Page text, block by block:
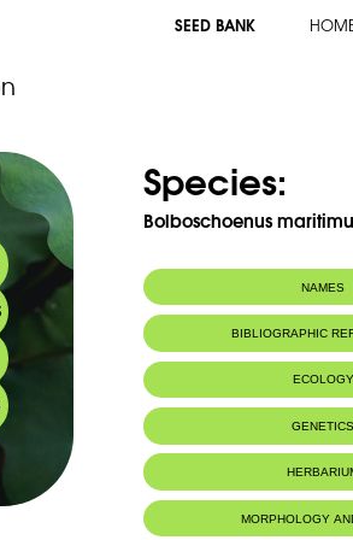
SEED BANK
Species:
Bolboschoenus
NAMES
Synonym(s): Scirpus
BIBLIOGRAPHIC
ECOLOGY
Fossés et
MORPHOLOGY